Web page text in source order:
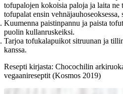
tofupalojen kokoisia paloja ja laita ne
tofupalat ensin
Kuumenna paistinpannu ja paista
puolin kullanruskeiksi.
Tarjoa tofukalapuikot sitruunan ja
kanssa.
Resepti kirjasta: Chocochilin
vegaanireseptit (Kosmos 2019)